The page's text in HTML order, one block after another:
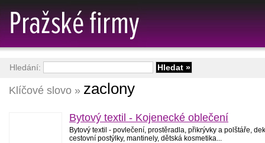
Klíčové slovo » zaclony
Bytový textil - Kojenecké oblečení
Bytový textil - povlečení, prostěradla, přikrývky a polštáře,
cestovní postýlky, mantinely, dětská kosmetika...
Hledání: